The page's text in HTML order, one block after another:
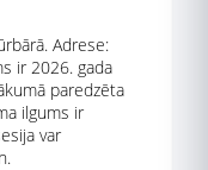
Adrese:
ir 2026. gada
paredzēta
ilgums ir
var